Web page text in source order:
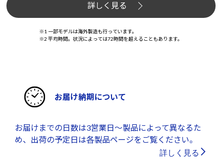
詳しく見る
※1 一部モデルは海外製造も行っています。
※2 平均時間。状況によっては72時間を超えることもあります。
お届け納期について
お届けまでの日数は3営業日～製品によって異なるた
め、出荷の予定日は各製品ページをご覧ください。
詳しく見る